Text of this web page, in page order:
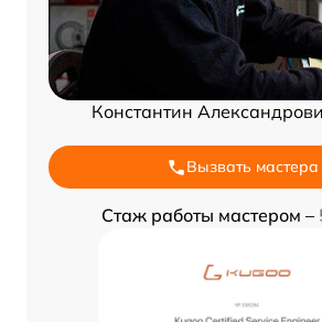
Константин
Вызвать мастера
Стаж работы мастером –